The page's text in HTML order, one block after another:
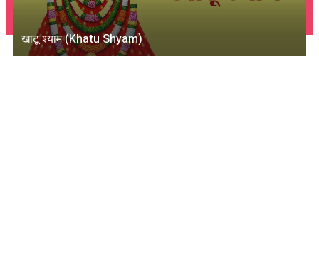
खाटू श्याम (Khatu Shyam)